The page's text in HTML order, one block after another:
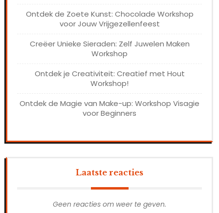
Ontdek de Zoete Kunst: Chocolade Workshop
voor Jouw Vrijgezellenfeest
Creëer Unieke Sieraden: Zelf Juwelen Maken
Workshop
Ontdek je Creativiteit: Creatief met Hout
Workshop!
Ontdek de Magie van Make-up: Workshop Visagie
voor Beginners
Laatste reacties
Geen reacties om weer te geven.